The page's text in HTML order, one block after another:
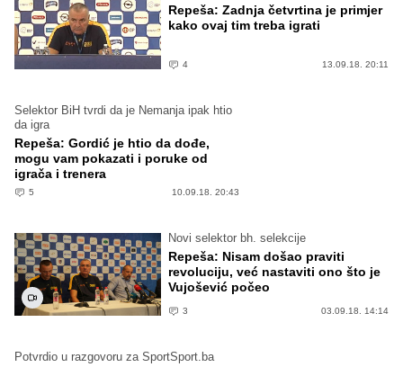
Repeša: Zadnja četvrtina je primjer
kako ovaj tim treba igrati
4 13.09.18. 20:11
Selektor BiH tvrdi da je Nemanja ipak htio
da igra
Repeša: Gordić je htio da dođe,
mogu vam pokazati i poruke od
igrača i trenera
5 10.09.18. 20:43
Novi selektor bh. selekcije
Repeša: Nisam došao praviti
revoluciju, već nastaviti ono što je
Vujošević počeo
3 03.09.18. 14:14
Potvrdio u razgovoru za SportSport.ba